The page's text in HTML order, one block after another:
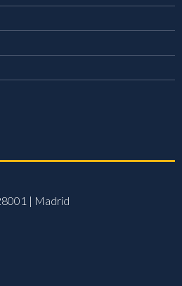
| Madrid